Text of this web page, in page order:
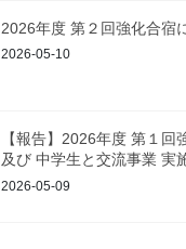
2026年度 第２回強化合宿
2026-05-10
【報告】2026年度 第１回
及び 中学生と交流事業 実
2026-05-09